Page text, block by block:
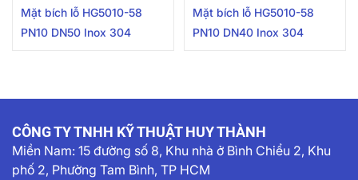
Mặt bích lỗ HG5010-58
PN10 DN50 Inox 304
Mặt bích lỗ HG5010-58
PN10 DN40 Inox 304
CÔNG TY TNHH KỸ THUẬT HUY THÀNH
Miền Nam: 15 đường số 8, Khu nhà ở Bình Chiểu 2, Khu
phố 2, Phường Tam Bình, TP HCM